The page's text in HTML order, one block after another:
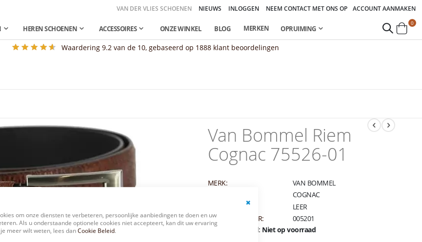
Cookie
om onze diensten te verbeteren, persoonlijke aanbiedingen te doen en uw
Als u onderstaande optionele cookies niet accepteert, kan dit uw ervaring
meer wilt weten, lees danCookie Beleid.
VAN DER VLIES SCHOENEN NIEUWS INLOGGEN NEEM CONTACT MET ONS OP ACCOUNT AANMAKEN
HEREN SCHOENEN ACCESSOIRES OPRUIMING
ONZE WINKEL BLOG MERKEN Cart
0
Waardering9.2 van de 10, gebaseerd op 1888 klant beoordelingen
Van Bommel Riem
Cognac 75526-01
MERK:
VAN BOMMEL
COGNAC
LEER
ARTIKELNUMMER:
005201
Beschikbaarheid: Niet op voorraad